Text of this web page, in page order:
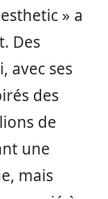
» a
Des
avec ses
des
de
une
mais